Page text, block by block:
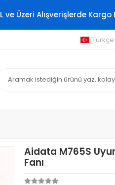
ve Üzeri Alışverişlerde
Türkçe
Aidata M765S
Fanı